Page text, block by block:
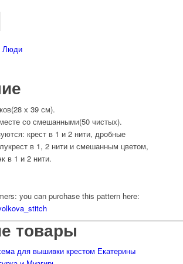
Люди
х 39 см).
со смешанными(50 чистых).
крест в 1 и 2 нити, дробные
в 1, 2 нити и смешанным цветом,
в 1 и 2 нити.
you can purchase this pattern here:
товары